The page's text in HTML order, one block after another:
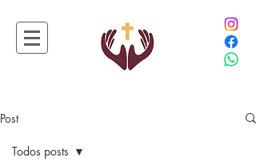
Post
Todos posts